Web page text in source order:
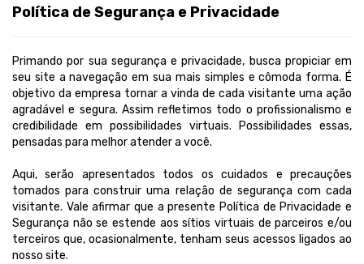
Política de Segurança e Privacidade
Primando por sua segurança e privacidade, busca propiciar em
seu site a navegação em sua mais simples e cômoda forma. É
objetivo da empresa tornar a vinda de cada visitante uma ação
agradável e segura. Assim refletimos todo o profissionalismo e
credibilidade em possibilidades virtuais. Possibilidades essas,
pensadas para melhor atender a você.
Aqui, serão apresentados todos os cuidados e precauções
tomados para construir uma relação de segurança com cada
visitante. Vale afirmar que a presente Política de Privacidade e
Segurança não se estende aos sítios virtuais de parceiros e/ou
terceiros que, ocasionalmente, tenham seus acessos ligados ao
nosso site.